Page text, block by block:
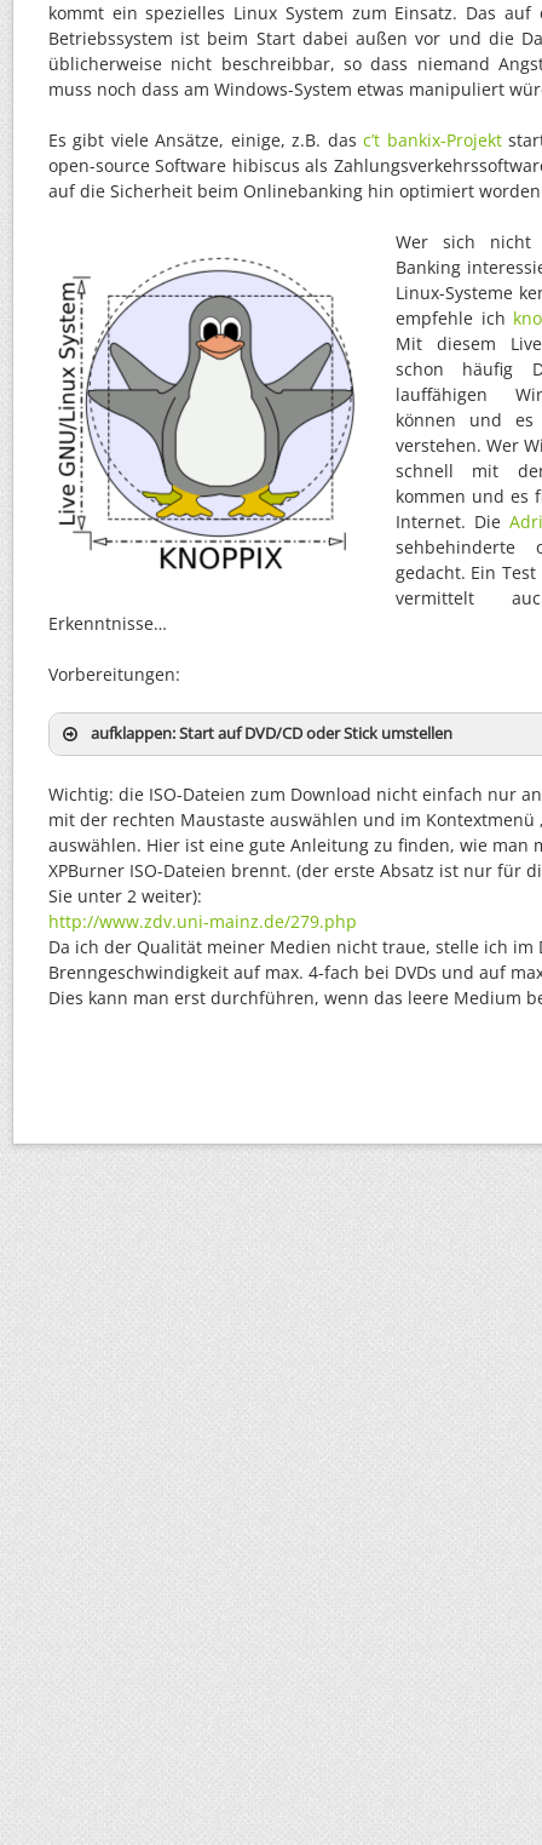
kommt ein spezielles Linux System zum Einsatz. Das
Betriebssystem ist beim Start dabei außen vor und die
üblicherweise nicht beschreibbar, so dass niemand
muss noch dass am Windows-System etwas manipuliert
Es gibt viele Ansätze, einige, z.B. dasc’t bankix-Projekt
open-source Software hibiscus als
auf die Sicherheit beim Onlinebanking hin optimiert
Wer sich nicht
Banking
Linux-Systeme
empfehle ich
Mit diesem
schon häufig
lauffähigen
können und
verstehen. Wer
schnell mit
kommen und es
Internet. Die
sehbehinderte
gedacht. Ein
vermittelt
Erkenntnisse…
Vorbereitungen:
aufklappen: Start auf DVD/CD oder Stick umstellen
Wichtig: die ISO-Dateien zum Download nicht einfach nur
mit der rechten Maustaste auswählen und im Kontextmenü
auswählen. Hier ist eine gute Anleitung zu finden, wie man
XPBurner ISO-Dateien brennt. (der erste Absatz ist nur für
Sie unter 2 weiter):
http://www.zdv.uni-mainz.de/279.php
Da ich der Qualität meiner Medien nicht traue, stelle ich im
Brenngeschwindigkeit auf max. 4-fach bei DVDs und auf
Dies kann man erst durchführen, wenn das leere Medium